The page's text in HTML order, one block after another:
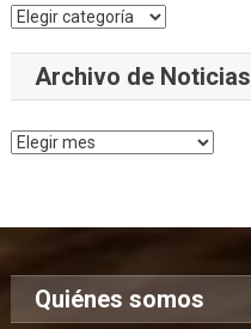
Categorías
Archivo de Noticias
Archivo
Quiénes somos